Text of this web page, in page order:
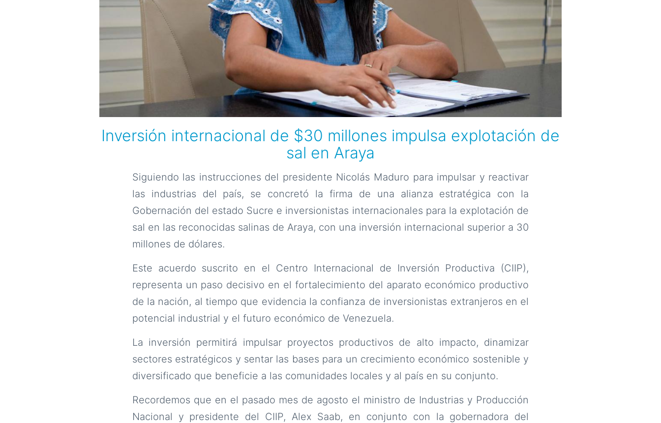
Inversión internacional de $30 millones impulsa explotación de
sal en Araya
Siguiendo las instrucciones del presidente Nicolás Maduro para impulsar y reactivar
las industrias del país, se concretó la firma de una alianza estratégica con la
Gobernación del estado Sucre e inversionistas internacionales para la explotación de
sal en las reconocidas salinas de Araya, con una inversión internacional superior a 30
millones de dólares.
Este acuerdo suscrito en el Centro Internacional de Inversión Productiva (CIIP),
representa un paso decisivo en el fortalecimiento del aparato económico productivo
de la nación, al tiempo que evidencia la confianza de inversionistas extranjeros en el
potencial industrial y el futuro económico de Venezuela.
La inversión permitirá impulsar proyectos productivos de alto impacto, dinamizar
sectores estratégicos y sentar las bases para un crecimiento económico sostenible y
diversificado que beneficie a las comunidades locales y al país en su conjunto.
Recordemos que en el pasado mes de agosto el ministro de Industrias y Producción
Nacional y presidente del CIIP, Alex Saab, en conjunto con la gobernadora del